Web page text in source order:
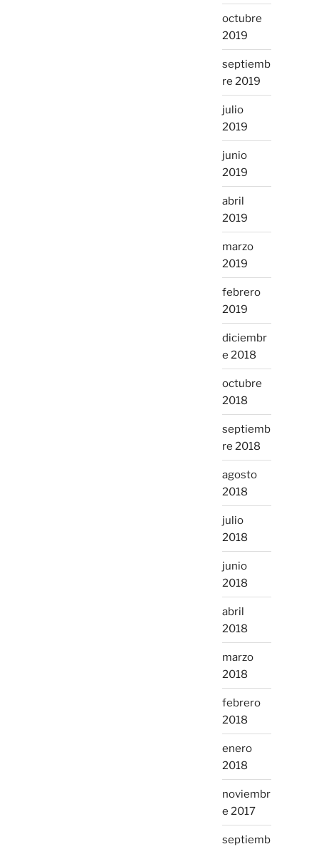
octubre
2019
septiemb
re 2019
julio
2019
junio
2019
abril
2019
marzo
2019
febrero
2019
diciembr
e 2018
octubre
2018
septiemb
re 2018
agosto
2018
julio
2018
junio
2018
abril
2018
marzo
2018
febrero
2018
enero
2018
noviembr
e 2017
septiemb